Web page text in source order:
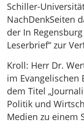
Schiller-
NachDenkSeiten
der In
Leserbrief“ zur
Kroll: Herr Dr.
im
dem Titel
Politik und
Medien zu einem